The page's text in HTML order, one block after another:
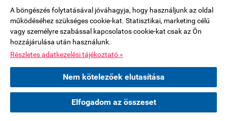
A böngészés folytatásával jóváhagyja, hogy használjunk az oldal
működéséhez szükséges cookie-kat. Statisztikai, marketing célú
vagy személyre szabással kapcsolatos cookie-kat csak az Ön
hozzájárulása után használunk.
Részletes adatkezelési tájékoztató »
Nem kötelezőek elutasítása
Elfogadom az összeset
-45%